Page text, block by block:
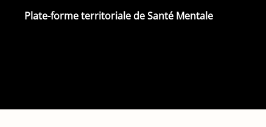
Plate-forme territoriale de Santé Mentale